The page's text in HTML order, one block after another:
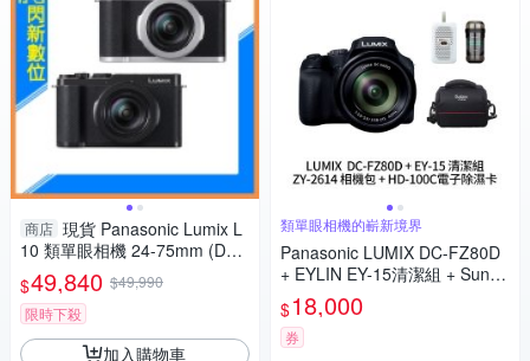
商店 現貨 Panasonic Lumix L
10 類單眼相機 24-75mm (DC-
L10,公司貨)
$49,840 $49,990
限時下殺
加入購物車
類單眼相機的嶄新境界
Panasonic LUMIX DC-FZ80D
+ EYLIN EY-15清潔組 + SunLi
ght ZY-2614相機包 + EirMai 銳
瑪 HD-100C電子除濕卡 FZ80
D (公司貨)
$18,000
券